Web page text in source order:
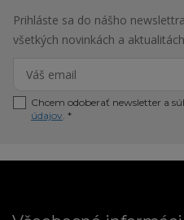
Prihláste sa do nášho
všetkých novinkách a
Chcem odoberať newsletter a
údajov. *